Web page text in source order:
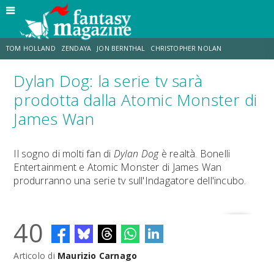
TOM HOLLAND ZENDAYA JON BERNTHAL CHRISTOPHER NOLAN
STRANIMONDI LUCCA COMICS & GAMES ODISSEA CHRIS MCKENNA
DESTIN DANIEL CRETTON
Dylan Dog: la serie tv sarà
prodotta dalla Atomic Monster di
James Wan
Il sogno di molti fan di Dylan Dogè realtà. Bonelli
Entertainment e Atomic Monster di James Wan
produrranno una serie tv sull'Indagatore dell'incubo.
40
Articolo di Maurizio Carnago